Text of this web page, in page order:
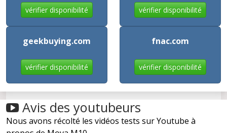
vérifier disponibilité vérifier disponibilité
geekbuying.com
vérifier disponibilité
fnac.com
vérifier disponibilité
Avis des youtubeurs
Nous avons récolté les vidéos tests sur Youtube à